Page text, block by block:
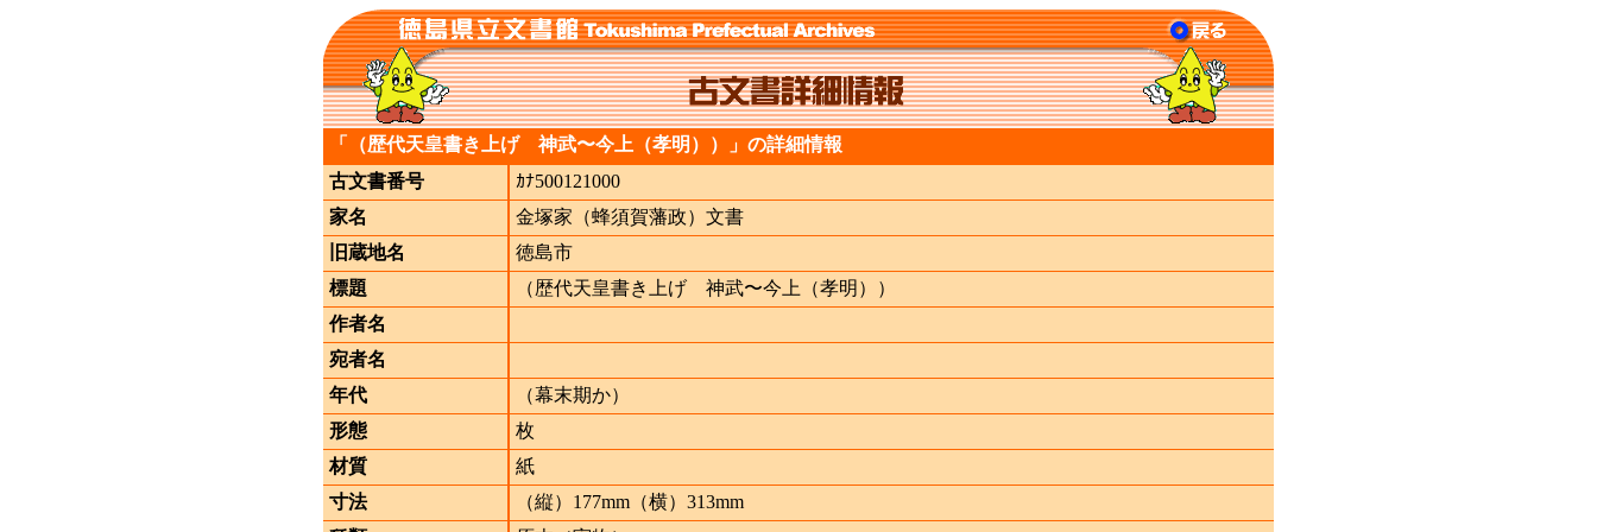
「（歴代天皇書き上げ 神武〜今上（孝明））」の詳細情報
古文書番号
ｶﾅ500121000
家名
金塚家（蜂須賀藩政）文書
旧蔵地名
徳島市
標題
（歴代天皇書き上げ 神武〜今上（孝明））
作者名
宛者名
年代
（幕末期か）
形態
枚
材質
紙
寸法
（縦）177mm（横）313mm